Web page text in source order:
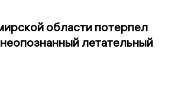
области потерпел
летательный